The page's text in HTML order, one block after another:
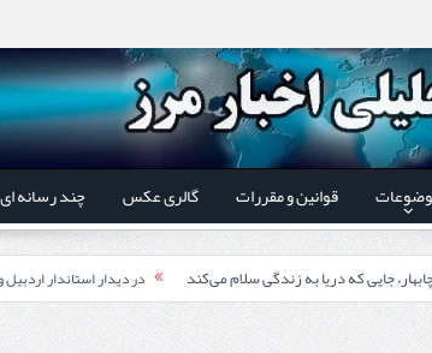
قوانین و مقررات گالری عکس چند رسانه ای
در دیدار استاندار
توسعه همکاری گمرک‌های
جایی که دریا به زندگی سلام می‌کند